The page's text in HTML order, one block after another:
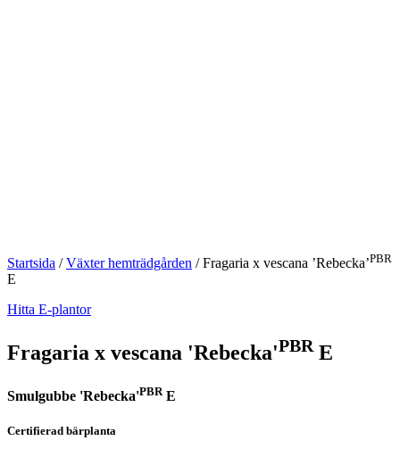
Startsida /Växter hemträdgården /Fragaria x vescana ’Rebecka’PBR
E
Hitta E-plantor
Fragaria x vescana 'Rebecka'PBRE
Smulgubbe 'Rebecka'PBRE
Certifierad bärplanta